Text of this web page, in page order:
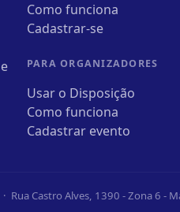
Como funciona
Cadastrar-se
PARA ORGANIZADORES
Usar o Disposição
Como funciona
Cadastrar evento
Rua Castro Alves, 1390 - Zona 6 -